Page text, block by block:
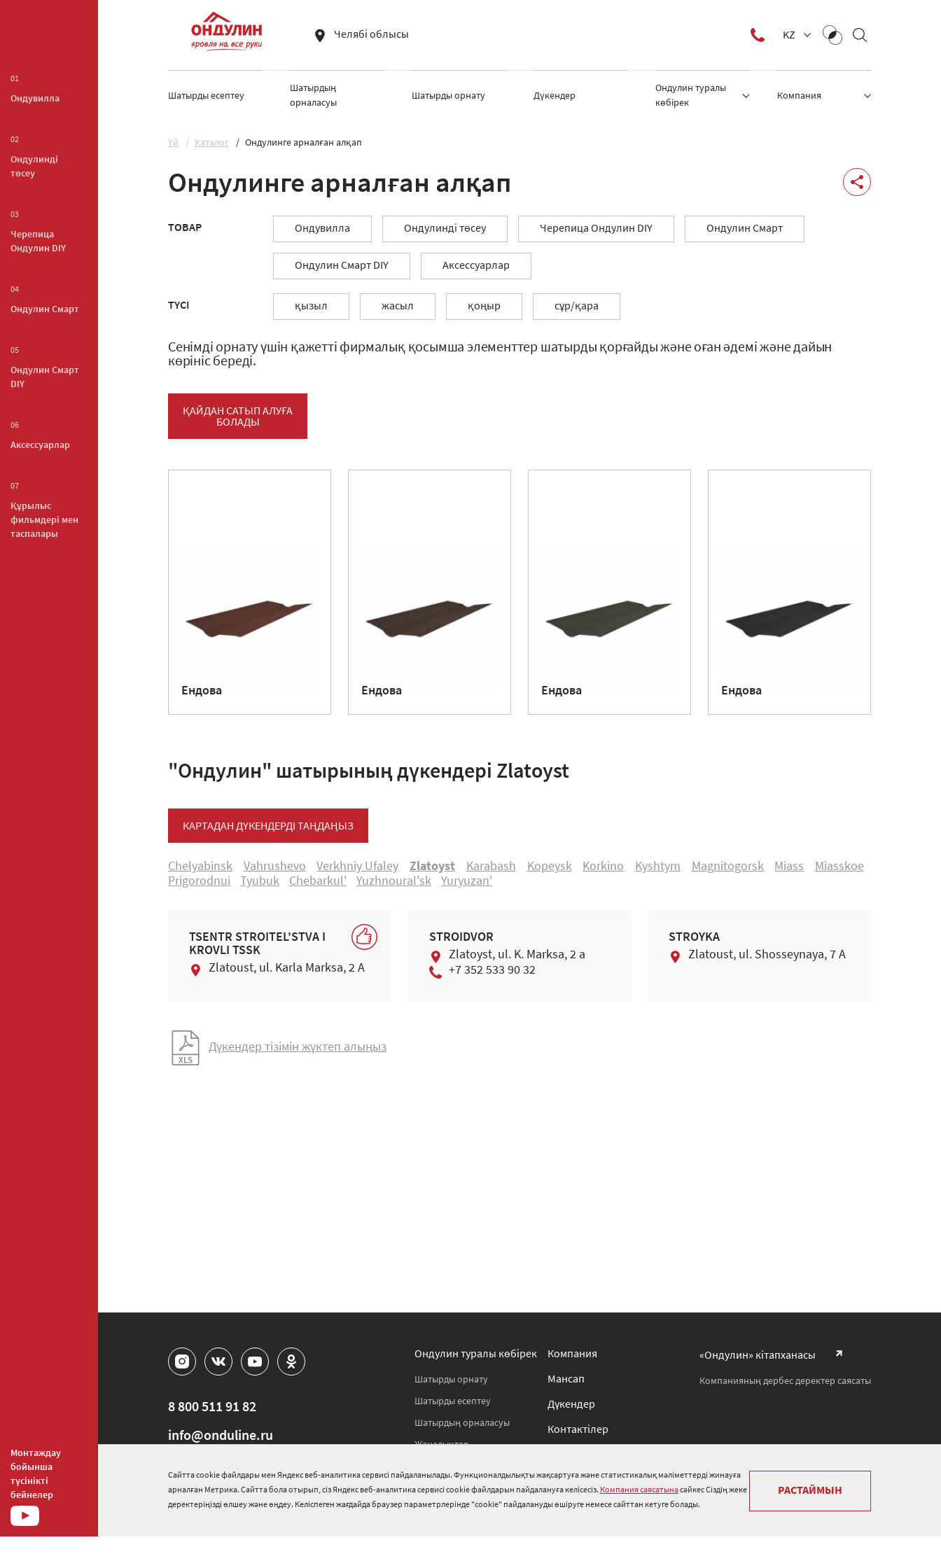
Сайтта cookie файлдары мен Яндекс веб-аналитика сервисі пайдаланылады. Функционалдылықты жақсартуға және статистикалық мәліметтерді жинауға
арналған Метрика. Сайтта бола отырып, сіз Яндекс веб-аналитика сервисі cookie файлдарын пайдалануға келісесіз. Компания саясатынасәйкес Сіздің жеке
деректеріңізді өлшеу және өңдеу. Келіспеген жағдайда браузер параметрлерінде "cookie" пайдалануды өшіруге немесе сайттан кетуге болады.
РАСТАЙМЫН
01
Ондувилла
02
Ондулинді
төсеу
03
Черепица
Ондулин DIY
04
Ондулин Смарт
05
Ондулин Смарт
DIY
06
Аксессуарлар
07
Құрылыс
фильмдері мен
таспалары
Монтаждау
бойынша
түсінікті
бейнелер
Челябі облысы KZ
Шатырды есептеу
Шатырдың
орналасуы
Шатырды орнату Дүкендер
Ондулин туралы
көбірек
Компания
Yй Каталог Ондулинге арналған алқап
Ондулинге арналған алқап
ТОВАР Ондувилла Ондулинді төсеу Черепица Ондулин DIY Ондулин Смарт
Ондулин Смарт DIY Аксессуарлар
ТҮСІ қызыл жасыл қоңыр сұр/қара
Сенімді орнату үшін қажетті фирмалық қосымша элементтер шатырды қорғайды және оған әдемі және дайын
көрініс береді.
ҚАЙДАН САТЫП АЛУҒА
БОЛАДЫ
Ендова Ендова Ендова Ендова
"Ондулин" шатырының дүкендері Zlatoyst
КАРТАДАН ДҮКЕНДЕРДІ ТАҢДАҢЫЗ
Chelyabinsk Vahrushevo Verkhniy Ufaley Zlatoyst Karabash Kopeysk Korkino Kyshtym Magnitogorsk Miass
Miasskoe
Prigorodnui
Tyubuk Chebarkul' Yuzhnoural'sk Yuryuzan'
TSENTR STROITEL'STVA I
KROVLI TSSK
Zlatoust, ul. Karla Marksa, 2 A
STROIDVOR
Zlatoyst, ul. K. Marksa, 2 a
+7 352 533 90 32
STROYKA
Zlatoust, ul. Shosseynaya, 7 A
Дүкендер тізімін жүктеп алыңыз
8 800 511 91 82
info@onduline.ru
Ресей Беларусь Қазақстан
Ондулин туралы көбірек
Шатырды орнату
Шатырды есептеу
Шатырдың орналасуы
Жаңалықтар
Шатыр блогы
Сатып алушылардың пікірлері
Компания
Мансап
Дүкендер
Контактілер
Ережелер
«Ондулин» кітапханасы
Компанияның дербес деректер саясаты